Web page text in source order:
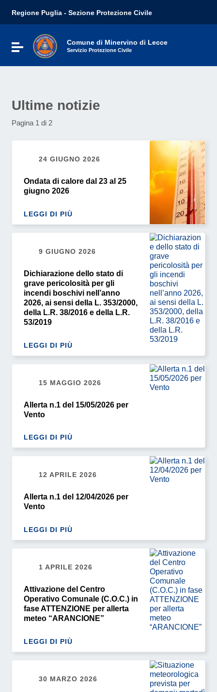
Vai al menu di navigazione
Vai al footer
Regione Puglia - Sezione Protezione Civile
Attiva / disattiva la navigazione
Comune di Minervino di Lecce
Servizio Protezione Civile
Ultime notizie
Pagina 1 di 2
24 GIUGNO 2026
Ondata di calore dal 23 al 25
giugno 2026
LEGGI DI PIÙ
9 GIUGNO 2026
Dichiarazione dello stato di
grave pericolosità per gli
incendi boschivi nell’anno
2026, ai sensi della L. 353/2000,
della L.R. 38/2016 e della L.R.
53/2019
LEGGI DI PIÙ
15 MAGGIO 2026
Allerta n.1 del 15/05/2026 per
Vento
LEGGI DI PIÙ
12 APRILE 2026
Allerta n.1 del 12/04/2026 per
Vento
LEGGI DI PIÙ
1 APRILE 2026
Attivazione del Centro
Operativo Comunale (C.O.C.) in
fase ATTENZIONE per allerta
meteo “ARANCIONE”
LEGGI DI PIÙ
30 MARZO 2026